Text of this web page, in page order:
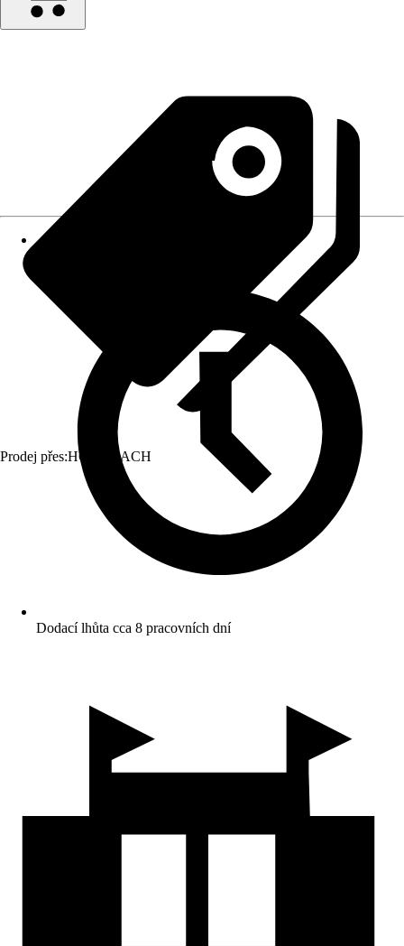
Prodej přes:HORNBACH
Dodací lhůta cca 8 pracovních dní